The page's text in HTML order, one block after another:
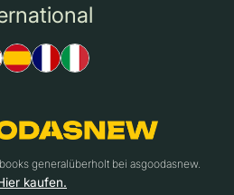
generalüberholt bei asgoodasnew.
kaufen.